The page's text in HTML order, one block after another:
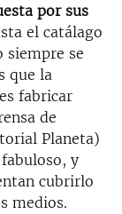
por sus
el catálago
siempre se
que la
fabricar
de
Planeta)
y
cubrirlo
medios.